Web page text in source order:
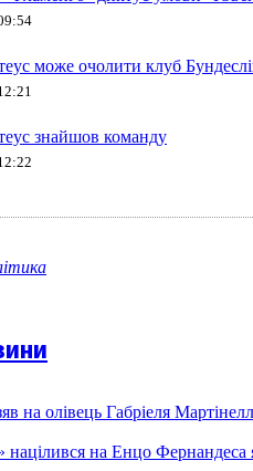
може очолити клуб
знайшов команду
на олівець Габріеля
націлився на Енцо Фернандеса